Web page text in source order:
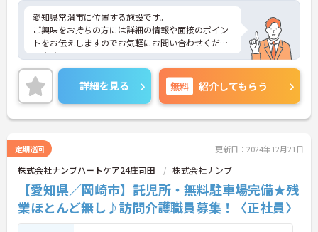
愛知県常滑市に位置する施設です。
ご興味をお持ちの方には詳細の情報や面接のポイン
トをお伝えしますのでお気軽にお問い合わせくださ
いませ。
詳細を見る 無料 紹介してもらう
定期巡回 更新日：2024年12月21日
株式会社ナンブハートケア24庄司田 株式会社ナンブ
【愛知県／岡崎市】託児所・無料駐車場完備★残
業ほとんど無し♪訪問介護職員募集！〈正社員〉